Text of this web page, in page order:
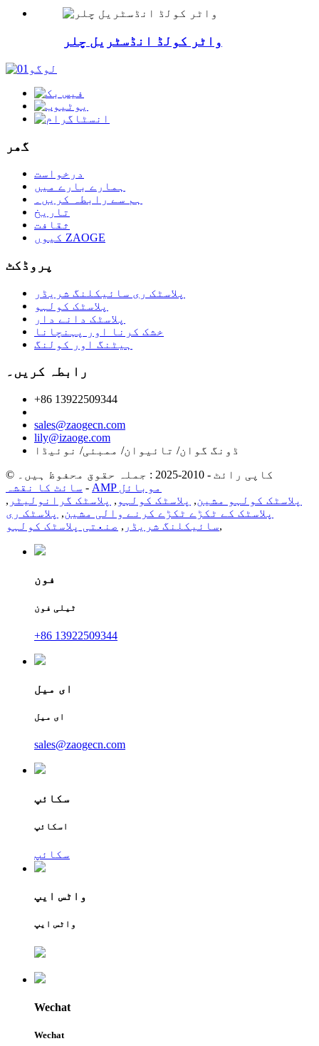
واٹر کولڈ انڈسٹریل چلر
گھر
درخواست
ہمارے بارے میں
ہم سے رابطہ کریں۔
تاریخ
ثقافت
کیوں ZAOGE
پروڈکٹ
پلاسٹک ری سائیکلنگ شریڈر
پلاسٹک کولہو
پلاسٹک دانے دار
خشک کرنا اور پہنچانا
ہیٹنگ اور کولنگ
رابطہ کریں۔
+86 13922509344
sales@zaogecn.com
lily@izaoge.com
ڈونگ گوان/ تائیوان/ ممبئی/ نوئیڈا
© کاپی رائٹ - 2010-2025 : جملہ حقوق محفوظ ہیں۔
سائٹ کا نقشہ -
AMP موبائل
پلاسٹک کولہو مشین, پلاسٹک کولہو , پلاسٹک گرانولیٹر ,
پلاسٹک کے ٹکڑے ٹکڑے کرنے والی مشین, پلاسٹک ری
سائیکلنگ شریڈر , صنعتی پلاسٹک کولہو ,
فون
ٹیلی فون
+86 13922509344
ای میل
ای میل
sales@zaogecn.com
سکائپ
اسکائپ
سکائپ
واٹس ایپ
واٹس ایپ
Wechat
Wechat